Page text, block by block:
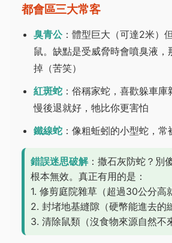
都會區三大常客
臭青公：體型巨大（可達2米）
鼠。缺點是受威脅時會噴臭液，
掉（苦笑）
紅斑蛇 ：俗稱家蛇，喜歡躲車
慢後退就好，牠比你更害怕
鐵線蛇 ：像粗蚯蚓的小型蛇，常
錯誤迷思破解：撒石灰防蛇？別
根本無效。真正有用的是：
1. 修剪庭院雜草（超過30公分高
2. 封堵地基縫隙（硬幣能進去的
3. 清除鼠類（沒食物來源自然不